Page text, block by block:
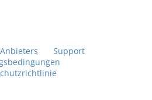
Support